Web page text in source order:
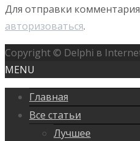
Для отправки
авторизоваться.
Copyright © Delphi в
MENU
Главная
Все статьи
Лучшее